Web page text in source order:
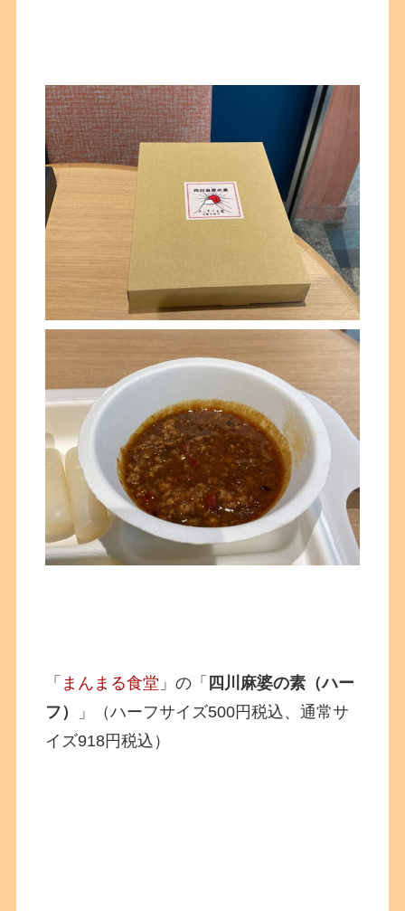
「 まんまる食堂 」の「 四川麻婆の素（ハー
フ）
」（ハーフサイズ500円税込、通常サ
イズ918円税込）